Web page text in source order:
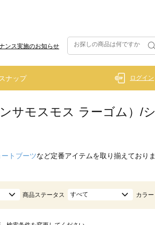
ンス実施のお知らせ
スナップ ログイン
サモスモス ラーゴム）/
ートブーツなど定番アイテムを取り揃えており
商品ステータス すべて カラー